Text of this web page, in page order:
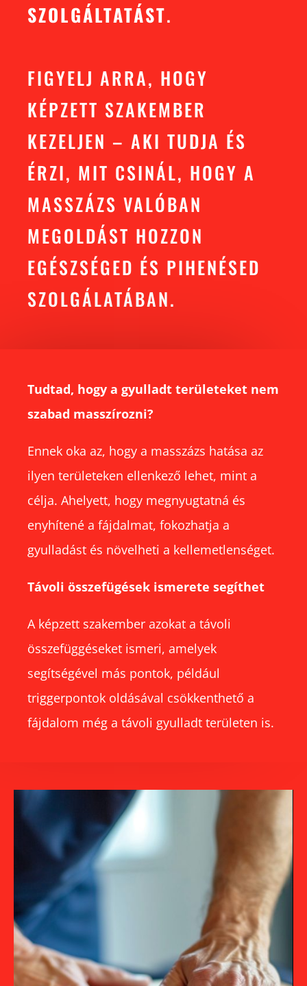
SZOLGÁLTATÁST.
FIGYELJ ARRA, HOGY
KÉPZETT SZAKEMBER
KEZELJEN – AKI TUDJA ÉS
ÉRZI, MIT CSINÁL, HOGY A
MASSZÁZS VALÓBAN
MEGOLDÁST HOZZON
EGÉSZSÉGED ÉS PIHENÉSED
SZOLGÁLATÁBAN.
Tudtad, hogy a gyulladt területeket nem
szabad masszírozni?
Ennek oka az, hogy a masszázs hatása az
ilyen területeken ellenkező lehet, mint a
célja. Ahelyett, hogy megnyugtatná és
enyhítené a fájdalmat, fokozhatja a
gyulladást és növelheti a kellemetlenséget.
Távoli összefügések ismerete segíthet
A képzett szakember azokat a távoli
összefüggéseket ismeri, amelyek
segítségével más pontok, például
triggerpontok oldásával csökkenthető a
fájdalom még a távoli gyulladt területen is.